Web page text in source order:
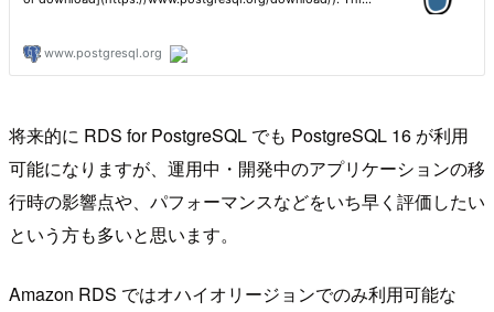
将来的に RDS for PostgreSQL でも PostgreSQL 16 が利用
可能になりますが、運用中・開発中のアプリケーションの移
行時の影響点や、パフォーマンスなどをいち早く評価したい
という方も多いと思います。
Amazon RDS ではオハイオリージョンでのみ利用可能な